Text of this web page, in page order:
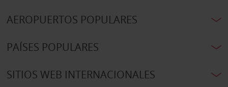
AEROPUERTOS POPULARES
PAÍSES POPULARES
SITIOS WEB INTERNACIONALES